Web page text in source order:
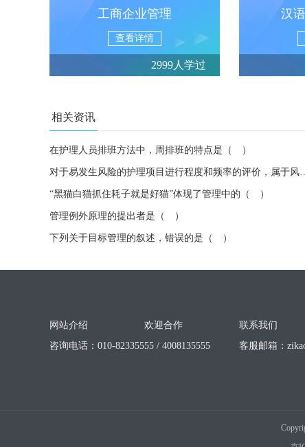
工商企业管理
查看详情
2999人学过
汉
相关资讯
在护理人员排班方法中，周排班的特点是（ ）
对于易发生风险的护理项目进
“黑猫白猫抓住耗子就是好猫”体现了管理中的（ ）
管理例外原理的提出者是（ ）
下列关于目标管理的叙述，错误的是（ ）
网站介绍 欢迎合作 联系我们
咨询电话：010-82335555 / 4008135555
客服邮箱：